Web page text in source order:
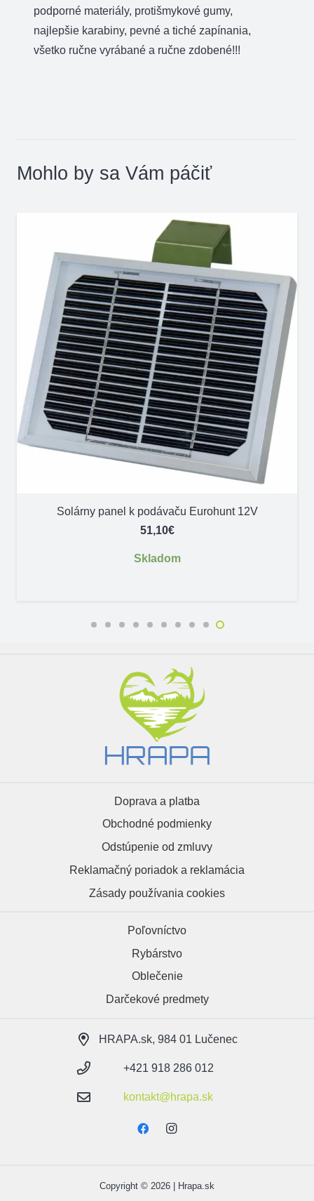
podporné materiály, protišmykové gumy,
najlepšie karabiny, pevné a tiché zapínania,
všetko ručne vyrábané a ručne zdobené!!!
Mohlo by sa Vám páčiť
Solárny panel k podávaču Eurohunt 12V
51,10€
Skladom
Doprava a platba
Obchodné podmienky
Odstúpenie od zmluvy
Reklamačný poriadok a reklamácia
Zásady používania cookies
Poľovníctvo
Rybárstvo
Oblečenie
Darčekové predmety
HRAPA.sk, 984 01 Lučenec
+421 918 286 012
kontakt@hrapa.sk
Copyright © 2026 | Hrapa.sk